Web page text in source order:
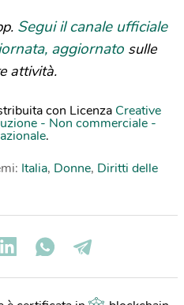
Segui il canale ufficiale
aggiornato sulle
attività.
con Licenza Creative
- Non commerciale -
.
Italia, Donne, Diritti delle